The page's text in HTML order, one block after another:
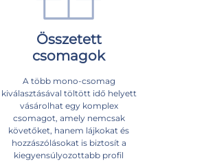
Összetett
csomagok
A több mono-csomag
kiválasztásával töltött idő helyett
vásárolhat egy komplex
csomagot, amely nemcsak
követőket, hanem lájkokat és
hozzászólásokat is biztosít a
kiegyensúlyozottabb profil